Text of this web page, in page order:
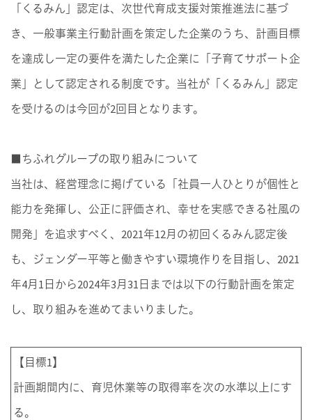
「くるみん」認定は、次世代育成支援対策推進法に基づ
き、一般事業主行動計画を策定した企業のうち、計画目標
を達成し一定の要件を満たした企業に「子育てサポート企
業」として認定される制度です。当社が「くるみん」認定
を受けるのは今回が2回目となります。
■ちふれグループの取り組みについて
当社は、経営理念に掲げている「社員一人ひとりが個性と
能力を発揮し、公正に評価され、幸せを実感できる社風の
開発」を追求すべく、2021年12月の初回くるみん認定後
も、ジェンダー平等と働きやすい環境作りを目指し、2021
年4月1日から2024年3月31日までは以下の行動計画を策定
し、取り組みを進めてまいりました。
【目標1】
計画期間内に、育児休業等の取得率を次の水準以上にす
る。